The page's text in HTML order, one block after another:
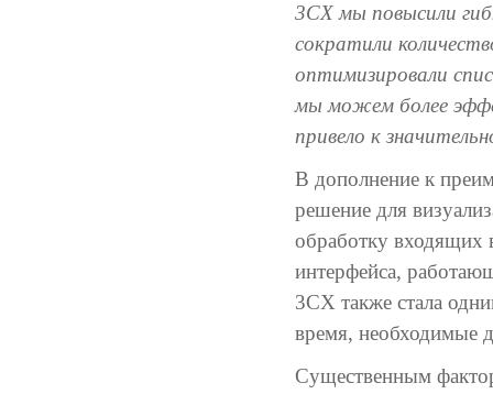
3CX мы повысили
сократили
оптимизировали
мы можем более
привело к
В дополнение к
решение для
обработку входящих
интерфейса,
3CX также стала
время, необходимые
Существенным